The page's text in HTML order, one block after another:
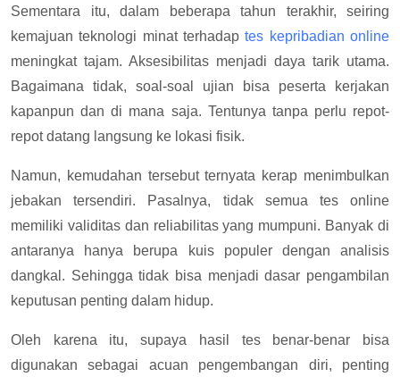
Sementara itu, dalam beberapa tahun terakhir, seiring
kemajuan teknologi minat terhadaptes kepribadian online
meningkat tajam. Aksesibilitas menjadi daya tarik utama.
Bagaimana tidak, soal-soal ujian bisa peserta kerjakan
kapanpun dan di mana saja. Tentunya tanpa perlu repot-
repot datang langsung ke lokasi fisik.
Namun, kemudahan tersebut ternyata kerap menimbulkan
jebakan tersendiri. Pasalnya, tidak semua tes online
memiliki validitas dan reliabilitas yang mumpuni. Banyak di
antaranya hanya berupa kuis populer dengan analisis
dangkal. Sehingga tidak bisa menjadi dasar pengambilan
keputusan penting dalam hidup.
Oleh karena itu, supaya hasil tes benar-benar bisa
digunakan sebagai acuan pengembangan diri, penting